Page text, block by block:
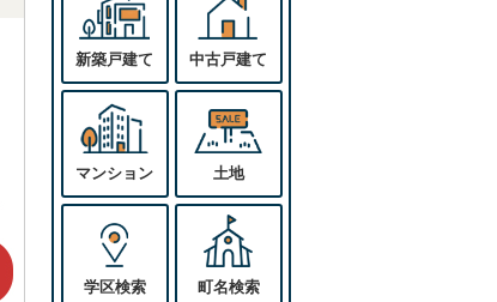
新築戸建て 中古戸建て
マンション 土地
学区検索 町名検索